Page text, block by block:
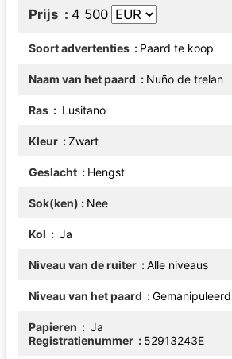
Prijs 4 500
Soort advertenties Paard te koop
Naam van het paard Nuño de trelan
Ras Lusitano
Kleur Zwart
Geslacht Hengst
Sok(ken) Nee
Kol Ja
Niveau van de ruiter Alle niveaus
Niveau van het paard Gemanipuleerd
Papieren
Ja
Registratienummer
52913243E